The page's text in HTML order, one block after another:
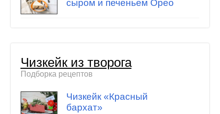
сыром и печеньем Орео
Чизкейк из творога
Подборка рецептов
Чизкейк «Красный
бархат»